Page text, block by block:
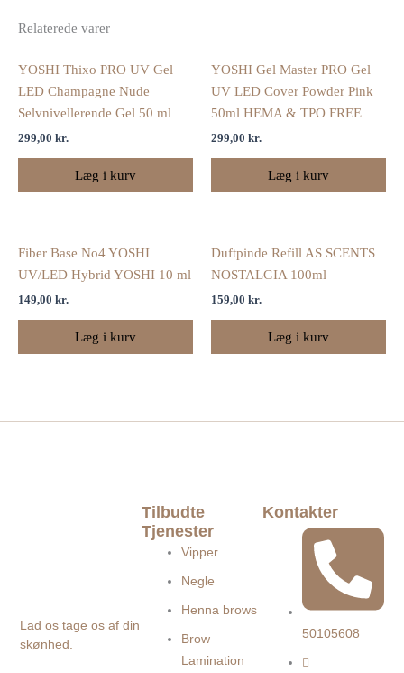
Relaterede varer
YOSHI Thixo PRO UV Gel
LED Champagne Nude
Selvnivellerende Gel 50 ml
299,00 kr.
Læg i kurv
YOSHI Gel Master PRO Gel
UV LED Cover Powder Pink
50ml HEMA & TPO FREE
299,00 kr.
Læg i kurv
Fiber Base No4 YOSHI
UV/LED Hybrid YOSHI 10 ml
149,00 kr.
Læg i kurv
Duftpinde Refill AS SCENTS
NOSTALGIA 100ml
159,00 kr.
Læg i kurv
Lad os tage os af din
skønhed.
Tilbudte
Tjenester
Vipper
Negle
Henna brows
Brow
Lamination
Kontakter
50105608